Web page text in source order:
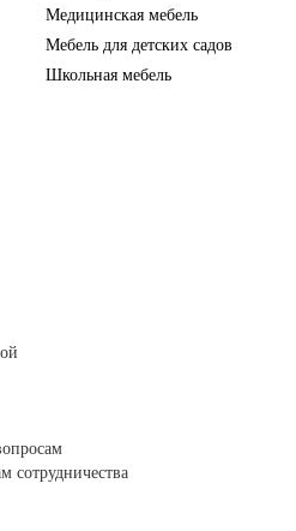
Медицинская мебель
Мебель для детских садов
Школьная мебель
сотрудничества